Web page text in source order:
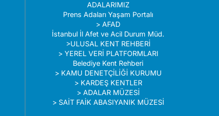
ADALARIMIZ
Prens Adaları Yaşam Portalı
>AFAD
İstanbul İl Afet ve Acil Durum Müd.
>ULUSAL KENT REHBERİ
> YEREL VERİ PLATFORMLARI
Belediye Kent Rehberi
> KAMU DENETÇİLİĞİ KURUMU
> KARDEŞ KENTLER
> ADALAR MÜZESİ
> SAİT FAİK ABASIYANIK MÜZESİ